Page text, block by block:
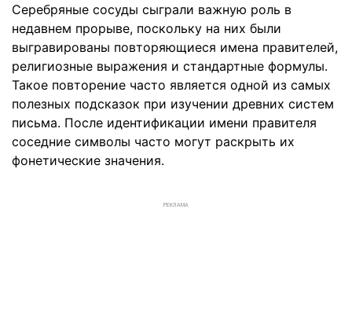
Серебряные сосуды сыграли важную роль в
недавнем прорыве, поскольку на них были
выгравированы повторяющиеся имена правителей,
религиозные выражения и стандартные формулы.
Такое повторение часто является одной из самых
полезных подсказок при изучении древних систем
письма. После идентификации имени правителя
соседние символы часто могут раскрыть их
фонетические значения.
РЕКЛАМА